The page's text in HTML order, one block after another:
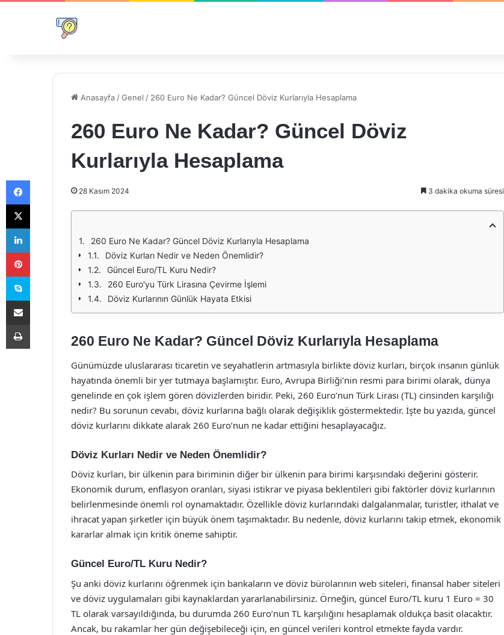
Anasayfa /Genel / 260 Euro Ne Kadar? Güncel Döviz Kurlarıyla Hesaplama
260 Euro Ne Kadar? Güncel Döviz
Kurlarıyla Hesaplama
28 Kasım 2024 3 dakika okuma süresi
260 Euro Ne Kadar? Güncel Döviz Kurlarıyla Hesaplama
Döviz Kurları Nedir ve Neden Önemlidir?
Güncel Euro/TL Kuru Nedir?
260 Euro'yu Türk Lirasına Çevirme İşlemi
Döviz Kurlarının Günlük Hayata Etkisi
260 Euro Ne Kadar? Güncel Döviz Kurlarıyla Hesaplama
Günümüzde uluslararası ticaretin ve seyahatlerin artmasıyla birlikte döviz kurları, birçok insanın günlük
hayatında önemli bir yer tutmaya başlamıştır. Euro, Avrupa Birliği’nin resmi para birimi olarak, dünya
genelinde en çok işlem gören dövizlerden biridir. Peki, 260 Euro’nun Türk Lirası (TL) cinsinden karşılığı
nedir? Bu sorunun cevabı, döviz kurlarına bağlı olarak değişiklik göstermektedir. İşte bu yazıda, güncel
döviz kurlarını dikkate alarak 260 Euro’nun ne kadar ettiğini hesaplayacağız.
Döviz Kurları Nedir ve Neden Önemlidir?
Döviz kurları, bir ülkenin para biriminin diğer bir ülkenin para birimi karşısındaki değerini gösterir.
Ekonomik durum, enflasyon oranları, siyasi istikrar ve piyasa beklentileri gibi faktörler döviz kurlarının
belirlenmesinde önemli rol oynamaktadır. Özellikle döviz kurlarındaki dalgalanmalar, turistler, ithalat ve
ihracat yapan şirketler için büyük önem taşımaktadır. Bu nedenle, döviz kurlarını takip etmek, ekonomik
kararlar almak için kritik öneme sahiptir.
Güncel Euro/TL Kuru Nedir?
Şu anki döviz kurlarını öğrenmek için bankaların ve döviz bürolarının web siteleri, finansal haber siteleri
ve döviz uygulamaları gibi kaynaklardan yararlanabilirsiniz. Örneğin, güncel Euro/TL kuru 1 Euro = 30
TL olarak varsayıldığında, bu durumda 260 Euro’nun TL karşılığını hesaplamak oldukça basit olacaktır.
Ancak, bu rakamlar her gün değişebileceği için, en güncel verileri kontrol etmekte fayda vardır.
Facebook
X
LinkedIn
Pinterest
Skype
E-Posta ile paylaş